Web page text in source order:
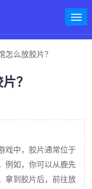
怎么放胶片？
？
戏中，胶片通常位于
例如，你可以从鹿先
拿到胶片后，前往放